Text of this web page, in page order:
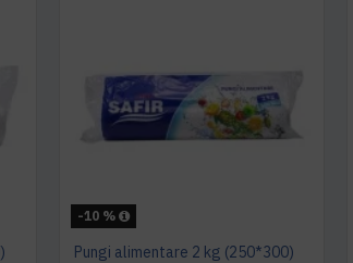
-10 %
Pungi alimentare 2 kg (250*300)